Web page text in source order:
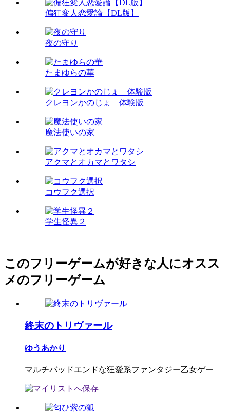
偏狂変人恋愛論【DL版】
夜の守り
たまゆらの華
クレヨンかのじょ 体験版
魔法使いの家
アクマとオカマとワタシ
コウフク選択
学生怪異２
このフリーゲームが好きな人にオスス
メのフリーゲーム
終末のトリヴァール
ゆうあかり
マルチバッドエンドな狂愛系ファンタジー乙女ゲー